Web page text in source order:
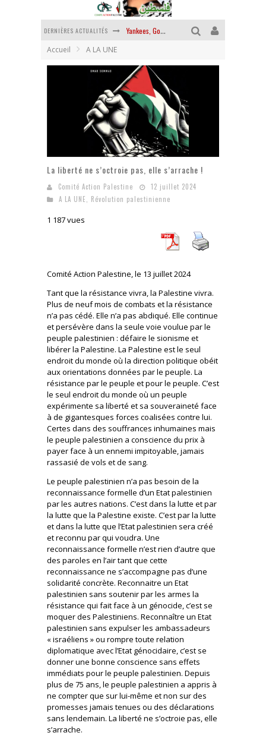
DERNIÈRES ACTUALITÉS Yankees, Go home !
La révolution ou rien
Des accords de paix sans le peuple et contre le peuple
La guerre sioniste, la guerre démographique
La banalité du mal colonial
Accueil A LA UNE
La liberté ne s’octroie pas, elle s’arrache !
Comité Action Palestine
12 juillet 2024
A LA UNE
Révolution palestinienne
1 187 vues
Comité Action Palestine, le 13 juillet 2024
Tant que la résistance vivra, la Palestine vivra.
Plus de neuf mois de combats et la résistance
n’a pas cédé. Elle n’a pas abdiqué. Elle continue
et persévère dans la seule voie voulue par le
peuple palestinien : défaire le sionisme et
libérer la Palestine. La Palestine est le seul
endroit du monde où la direction politique obéit
aux orientations données par le peuple. La
résistance par le peuple et pour le peuple. C’est
le seul endroit du monde où un peuple
expérimente sa liberté et sa souveraineté face
à de gigantesques forces coalisées contre lui.
Certes dans des souffrances inhumaines mais
le peuple palestinien a conscience du prix à
payer face à un ennemi impitoyable, jamais
rassasié de vols et de sang.
Le peuple palestinien n’a pas besoin de la
reconnaissance formelle d’un Etat palestinien
par les autres nations. C’est dans la lutte et par
la lutte que la Palestine existe. C’est par la lutte
et dans la lutte que l’Etat palestinien sera créé
et reconnu par qui voudra. Une
reconnaissance formelle n’est rien d’autre que
des paroles en l’air tant que cette
reconnaissance ne s’accompagne pas d’une
solidarité concrète. Reconnaitre un Etat
palestinien sans soutenir par les armes la
résistance qui fait face à un génocide, c’est se
moquer des Palestiniens. Reconnaître un Etat
palestinien sans expulser les ambassadeurs
« israéliens » ou rompre toute relation
diplomatique avec l’Etat génocidaire, c’est se
donner une bonne conscience sans effets
immédiats pour le peuple palestinien. Depuis
plus de 75 ans, le peuple palestinien a appris à
ne compter que sur lui-même et non sur des
promesses jamais tenues ou des déclarations
sans lendemain. La liberté ne s’octroie pas, elle
s’arrache.